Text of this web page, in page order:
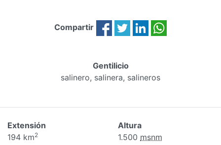
Compartir
Gentilicio
salinero, salinera, salineros
Extensión
194 km2
Altura
1.500 msnm